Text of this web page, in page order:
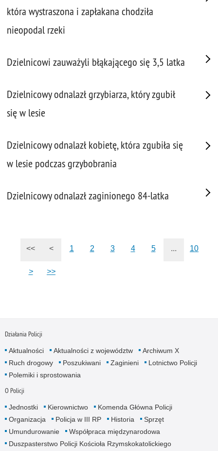
która wystraszona i zapłakana chodziła
nieopodal rzeki
Dzielnicowi zauważyli błąkającego się 3,5 latka
Dzielnicowy odnalazł grzybiarza, który zgubił
się w lesie
Dzielnicowy odnalazł kobietę, która zgubiła się
w lesie podczas grzybobrania
Dzielnicowy odnalazł zaginionego 84-latka
<< < 1 2 3 4 5 ... 10
> >>
Działania Policji
Aktualności Aktualności z województw
Archiwum X
Ruch drogowy
Poszukiwani Zaginieni
Lotnictwo Policji
Polemiki i sprostowania
O Policji
Jednostki Kierownictwo
Komenda Główna Policji
Organizacja
Policja w III RP Historia
Sprzęt
Umundurowanie
Współpraca międzynarodowa
Duszpasterstwo Policji Kościoła Rzymskokatolickiego